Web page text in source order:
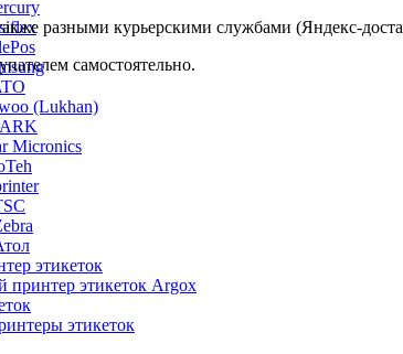
(Lukhan)
Micronics
этикеток
этикеток Argox
этикеток
разными курьерскими службами (Яндекс-
самостоятельно.